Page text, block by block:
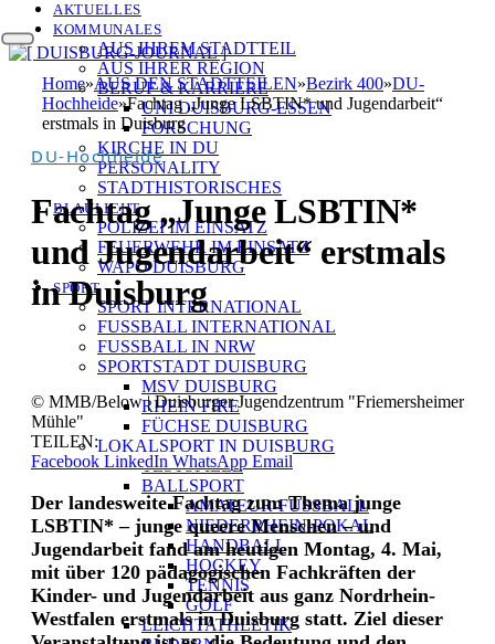
AKTUELLES
KOMMUNALES
AUS IHREM STADTTEIL
AUS IHRER REGION
BERUF & KARRIERE
UNI DUISBURG-ESSEN
FORSCHUNG
KIRCHE IN DU
PERSONALITY
STADTHISTORISCHES
BLAULICHT
POLIZEI IM EINSATZ
FEUERWEHR IM EINSATZ
WAPO DUISBURG
SPORT
SPORT INTERNATIONAL
FUSSBALL INTERNATIONAL
FUSSBALL IN NRW
SPORTSTADT DUISBURG
MSV DUISBURG
RHEIN FIRE
FÜCHSE DUISBURG
LOKALSPORT IN DUISBURG
TESTSPIELE
BALLSPORT
AMATEUR-FUSSBALL
NIEDERRHEIN-POKAL
HANDBALL
HOCKEY
TENNIS
GOLF
LEICHTATHLETIK
Home»AUS DEN STADTTEILEN»Bezirk 400»DU-
Hochheide»Fachtag „Junge LSBTIN* und Jugendarbeit“
erstmals in Duisburg
DU-Hochheide
Fachtag „Junge LSBTIN*
und Jugendarbeit“ erstmals
in Duisburg
© MMB/Below | Duisburger Jugendzentrum "Friemersheimer
Mühle"
TEILEN:
Facebook LinkedIn WhatsApp Email
Der landesweite Fachtag zum Thema junge
LSBTIN* – junge queere Menschen – und
Jugendarbeit fand am heutigen Montag, 4. Mai,
mit über 120 pädagogischen Fachkräften der
Kinder- und Jugendarbeit aus ganz Nordrhein-
Westfalen erstmals in Duisburg statt. Ziel dieser